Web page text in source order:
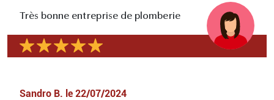
Très bonne entreprise de plomberie
Sandro B. le 22/07/2024